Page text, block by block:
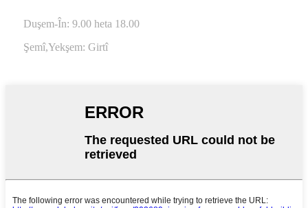
Duşem-În: 9.00 heta 18.00
Şemî,Yekşem: Girtî